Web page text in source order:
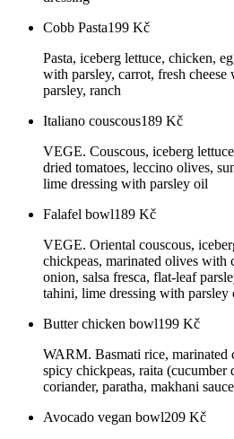
Cobb Pasta199 Kč
Pasta, iceberg lettuce, chicken,
with parsley, carrot, fresh
parsley, ranch
Italiano couscous189 Kč
VEGE. Couscous, iceberg
dried tomatoes, leccino olives,
lime dressing with parsley oil
Falafel bowl189 Kč
VEGE. Oriental couscous,
chickpeas, marinated olives with
onion, salsa fresca, flat-leaf
tahini, lime dressing with parsley
Butter chicken bowl199 Kč
WARM. Basmati rice, marinated
spicy chickpeas, raita (cucumber
coriander, paratha, makhani sauce
Avocado vegan bowl209 Kč